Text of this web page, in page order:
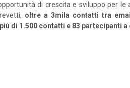
di crescita e sviluppo per le
oltre a 3mila contatti tra
di 1.500 contatti e 83 partecipanti a